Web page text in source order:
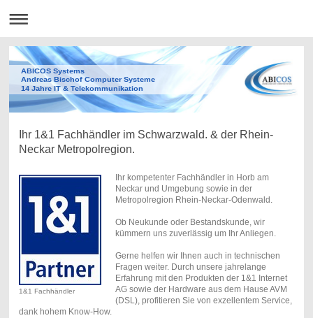
ABICOS Systems
Andreas Bischof Computer Systeme
14 Jahre IT & Telekommunikation
Ihr 1&1 Fachhändler im Schwarzwald. & der Rhein-
Neckar Metropolregion.
1&1 Fachhändler
Ihr kompetenter Fachhändler in Horb am
Neckar und Umgebung sowie in der
Metropolregion Rhein-Neckar-Odenwald.
Ob Neukunde oder Bestandskunde, wir
kümmern uns zuverlässig um Ihr Anliegen.
Gerne helfen wir Ihnen auch in technischen
Fragen weiter. Durch unsere jahrelange
Erfahrung mit den Produkten der 1&1 Internet
AG sowie der Hardware aus dem Hause AVM
(DSL), profitieren Sie von exzellentem Service,
dank hohem Know-How.